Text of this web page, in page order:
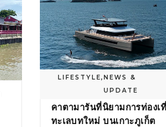
LIFESTYLE,NEWS &
UPDATE
‘PISCES’ ลักชัวรีทริปล่องเรือ
คาตามารันที่นิยามการท่องเ
ทะเลบทใหม่ บนเกาะภูเก็ต